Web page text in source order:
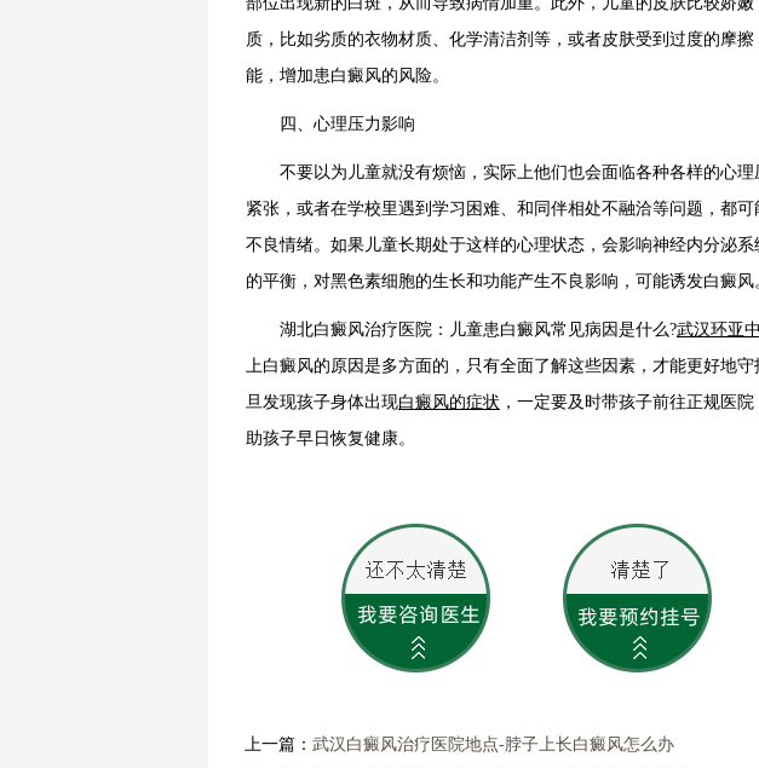
质，比如劣质的衣物材质、化学清洁剂等，或者皮肤受到过度的摩
能，增加患白癜风的风险。
四、心理压力影响
不要以为儿童就没有烦恼，实际上他们也会面临各种各样的心理
紧张，或者在学校里遇到学习困难、和同伴相处不融洽等问题，都
不良情绪。如果儿童长期处于这样的心理状态，会影响神经内分泌
的平衡，对黑色素细胞的生长和功能产生不良影响，可能诱发白癜风
湖北白癜风治疗医院：儿童患白癜风常见病因是什么?武汉环亚
上白癜风的原因是多方面的，只有全面了解这些因素，才能更好地
旦发现孩子身体出现白癜风的症状 ，一定要及时带孩子前往正规医
助孩子早日恢复健康。
上一篇： 武汉白癜风治疗医院地点-脖子上长白癜风怎么办